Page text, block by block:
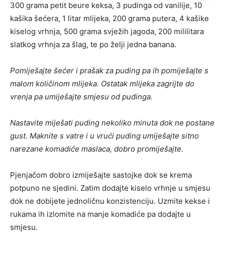
300 grama petit beure keksa, 3 pudinga od vanilije, 10
kašika šećera, 1 litar mlijeka, 200 grama putera, 4 kašike
kiselog vrhnja, 500 grama svježih jagoda, 200 mililitara
slatkog vrhnja za šlag, te po želji jedna banana.
Pomiješajte šećer i prašak za puding pa ih pomiješajte s
malom količinom mlijeka. Ostatak mlijeka zagrijte do
vrenja pa umiješajte smjesu od pudinga.
Nastavite miješati puding nekoliko minuta dok ne postane
gust. Maknite s vatre i u vrući puding umiješajte sitno
narezane komadiće maslaca, dobro promiješajte.
Pjenjačom dobro izmiješajte sastojke dok se krema
potpuno ne sjedini. Zatim dodajte kiselo vrhnje u smjesu
dok ne dobijete jednoličnu konzistenciju. Uzmite kekse i
rukama ih izlomite na manje komadiće pa dodajte u
smjesu.